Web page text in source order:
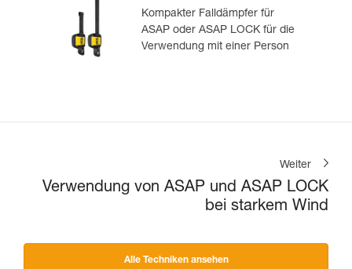
Kompakter Falldämpfer für
ASAP oder ASAP LOCK für die
Verwendung mit einer Person
Weiter
Verwendung von ASAP und ASAP LOCK
bei starkem Wind
Alle Techniken ansehen